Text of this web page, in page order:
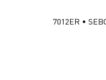
7012ER •